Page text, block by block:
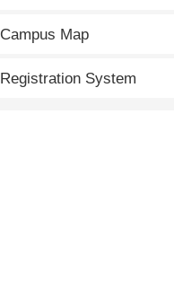
Campus Map
Registration System